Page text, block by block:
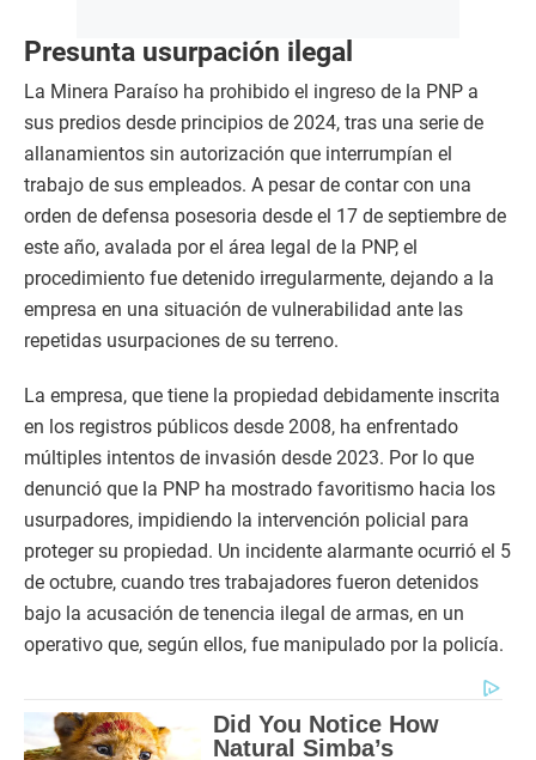
Presunta usurpación ilegal
La Minera Paraíso ha prohibido el ingreso de la PNP a
sus predios desde principios de 2024, tras una serie de
allanamientos sin autorización que interrumpían el
trabajo de sus empleados. A pesar de contar con una
orden de defensa posesoria desde el 17 de septiembre de
este año, avalada por el área legal de la PNP, el
procedimiento fue detenido irregularmente, dejando a la
empresa en una situación de vulnerabilidad ante las
repetidas usurpaciones de su terreno.
La empresa, que tiene la propiedad debidamente inscrita
en los registros públicos desde 2008, ha enfrentado
múltiples intentos de invasión desde 2023. Por lo que
denunció que la PNP ha mostrado favoritismo hacia los
usurpadores, impidiendo la intervención policial para
proteger su propiedad. Un incidente alarmante ocurrió el 5
de octubre, cuando tres trabajadores fueron detenidos
bajo la acusación de tenencia ilegal de armas, en un
operativo que, según ellos, fue manipulado por la policía.